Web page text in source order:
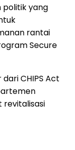
politik yang
rantai
Secure
CHIPS Act
revitalisasi